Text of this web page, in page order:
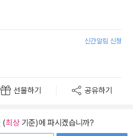
신간알림 신청
선물하기 공유하기
(최상기준)에 파시겠습니까?